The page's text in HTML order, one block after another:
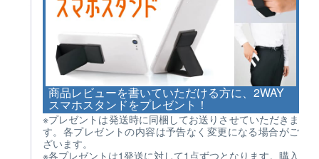
商品レビューを書いていただける方に、2WAY
スマホスタンドをプレゼント！
※プレゼントは発送時に同梱してお送りさせていただきま
す。各プレゼントの内容は予告なく変更になる場合がご
ざいます。
※各プレゼントは1発送に対して1点ずつとなります。購入